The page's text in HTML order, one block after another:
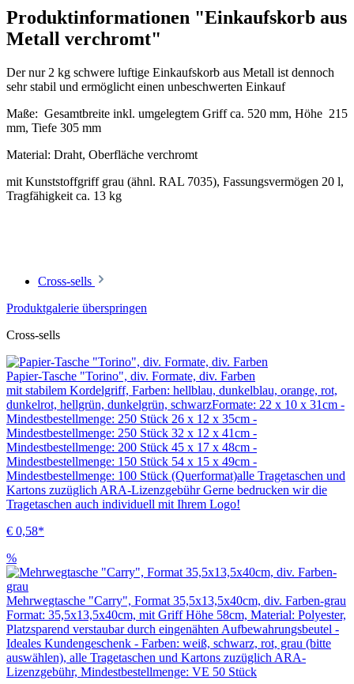
Produktinformationen "Einkaufskorb aus
Metall verchromt"
Der nur 2 kg schwere luftige Einkaufskorb aus Metall ist dennoch
sehr stabil und ermöglicht einen unbeschwerten Einkauf
Maße: Gesamtbreite inkl. umgelegtem Griff ca. 520 mm, Höhe 215
mm, Tiefe 305 mm
Material: Draht, Oberfläche verchromt
mit Kunststoffgriff grau (ähnl. RAL 7035), Fassungsvermögen 20 l,
Tragfähigkeit ca. 13 kg
Cross-sells
Produktgalerie überspringen
Cross-sells
Papier-Tasche "Torino", div. Formate, div. Farben
mit stabilem Kordelgriff, Farben: hellblau, dunkelblau, orange, rot,
dunkelrot, hellgrün, dunkelgrün, schwarzFormate: 22 x 10 x 31cm -
Mindestbestellmenge: 250 Stück 26 x 12 x 35cm -
Mindestbestellmenge: 250 Stück 32 x 12 x 41cm -
Mindestbestellmenge: 200 Stück 45 x 17 x 48cm -
Mindestbestellmenge: 150 Stück 54 x 15 x 49cm -
Mindestbestellmenge: 100 Stück (Querformat)alle Tragetaschen und
Kartons zuzüglich ARA-Lizenzgebühr Gerne bedrucken wir die
Tragetaschen auch individuell mit Ihrem Logo!
€ 0,58*
%
Mehrwegtasche "Carry", Format 35,5x13,5x40cm, div. Farben-grau
Format: 35,5x13,5x40cm, mit Griff Höhe 58cm, Material: Polyester,
Platzsparend verstaubar durch eingenähten Aufbewahrungsbeutel -
Ideales Kundengeschenk - Farben: weiß, schwarz, rot, grau (bitte
auswählen), alle Tragetaschen und Kartons zuzüglich ARA-
Lizenzgebühr, Mindestbestellmenge: VE 50 Stück